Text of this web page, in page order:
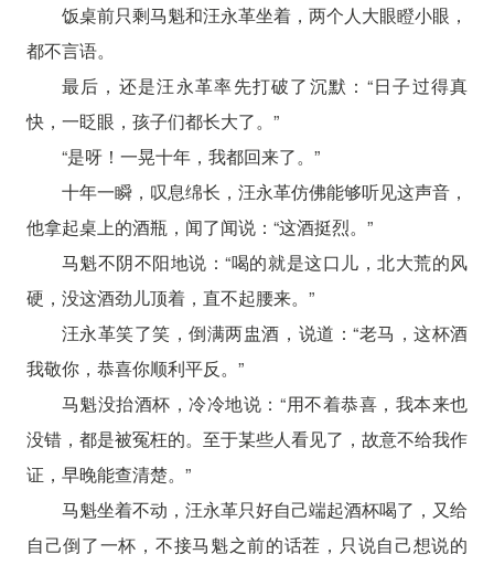
饭桌前只剩马魁和汪永革坐着，两个人大眼瞪小眼，
都不言语。
最后，还是汪永革率先打破了沉默：“日子过得真
快，一眨眼，孩子们都长大了。”
“是呀！一晃十年，我都回来了。”
十年一瞬，叹息绵长，汪永革仿佛能够听见这声音，
他拿起桌上的酒瓶，闻了闻说：“这酒挺烈。”
马魁不阴不阳地说：“喝的就是这口儿，北大荒的风
硬，没这酒劲儿顶着，直不起腰来。”
汪永革笑了笑，倒满两盅酒，说道：“老马，这杯酒
我敬你，恭喜你顺利平反。”
马魁没抬酒杯，冷冷地说：“用不着恭喜，我本来也
没错，都是被冤枉的。至于某些人看见了，故意不给我作
证，早晚能查清楚。”
马魁坐着不动，汪永革只好自己端起酒杯喝了，又给
自己倒了一杯，不接马魁之前的话茬，只说自己想说的